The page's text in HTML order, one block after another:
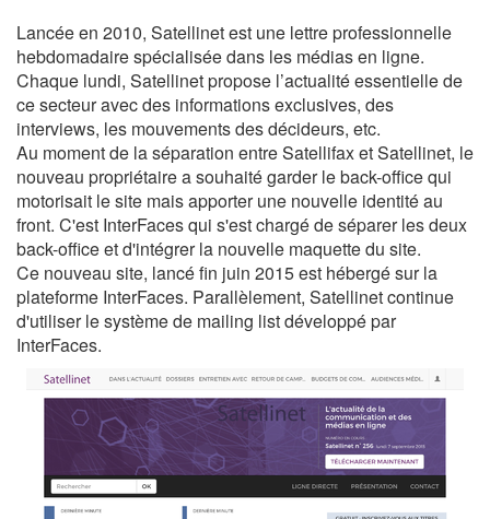
Lancée en 2010, Satellinet est une lettre professionnelle
hebdomadaire spécialisée dans les médias en ligne.
Chaque lundi, Satellinet propose l’actualité essentielle de
ce secteur avec des informations exclusives, des
interviews, les mouvements des décideurs, etc.
Au moment de la séparation entre Satellifax et Satellinet, le
nouveau propriétaire a souhaité garder le back-office qui
motorisait le site mais apporter une nouvelle identité au
front. C'est InterFaces qui s'est chargé de séparer les deux
back-office et d'intégrer la nouvelle maquette du site.
Ce nouveau site, lancé fin juin 2015 est hébergé sur la
plateforme InterFaces. Parallèlement, Satellinet continue
d'utiliser le système de mailing list développé par
InterFaces.